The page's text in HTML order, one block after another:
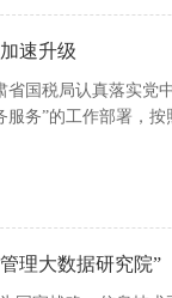
速升级
国税局认真落实党
务”的工作部署，
理大数据研究院”